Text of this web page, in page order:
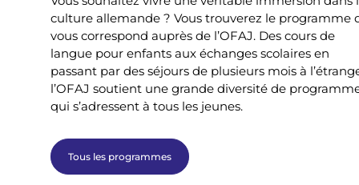
culture allemande ? Vous trouverez le programme
vous correspond auprès de l’OFAJ. Des cours de
langue pour enfants aux échanges scolaires en
passant par des séjours de plusieurs mois à
l’OFAJ soutient une grande diversité de
qui s’adressent à tous les jeunes.
Tous les programmes